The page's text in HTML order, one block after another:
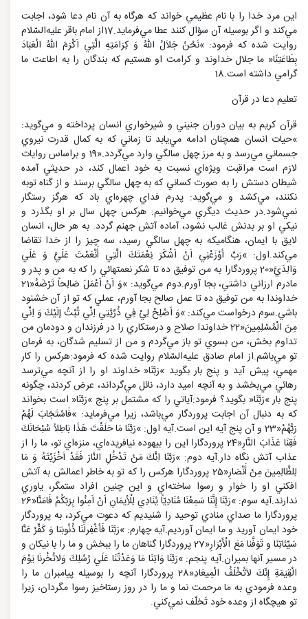
اين مرد خدا را با نام عظيمي خواند كه هرگاه به آن نام دعا شود، اجابت
مي‌كند و اگر بوسيله آن سؤال كنند عطا مي‌فرمايد.17از امام باقر عليه‌السّلام
روايت شده كه فرمود: »نَحْنُ جَلاَلُ اللهُ وَ كِرَامَتِهِ الَّتِي اَكْرَمَ اللهُ الْعَبَادَ
بِطَاعَتِنَا« ما جلال خداوند و كرامت او هستيم كه بندگان را به اطاعت ما
گرامي داشته است.18
تعليم دعا در قرآن
قرآن كريم به بيان دوران جنيني و شيرخواري انسان پرداخته و مي‌گويد:
»حيات انسان همچنان ادامه مي‌يابد تا زماني كه به كمال قدرت نيروي
جسماني مي‌رسد و به مرز چهل سالگي وارد مي‌گردد.«19 و براساس روايات
لازم است مراقبت ويژه‌اي نسبت به خود اعمال كند، در حديثي آمده
شيطان دستش را به صورت كساني كه به چهل سالگي برسند و از گناه توبه
نكنند، مي‌كشد و مي‌گويد: پدرم فداي چهره‌اي باد كه هرگز رستگار
نمي‌شود.در حديث ديگري مي‌خوانيم: هركس چهل سال بر او بگذرد و
نيكي او بر بدنش غالب نشود، آماده آتش جهنم گردد. به هر حال، انسان
لايق با ايمان، هنگاميكه به چهل سالگي رسيد، سه چيز را از خدا تقاضا
مي‌كند.اول: »رَبِّ أوْزَعْنِي اَنْ اَشْكَرَ نِعْمَتَكَ الَّتِي أَنْعَمْتَ عَلَيَّ وَ عَلَي
وَالِدَيَّ«20 پروردگارا به من توفيق ده تا شكر نعمتهائي را كه به من و پدر و
مادرم ارزاني داشتي، بجا آورم.دوم مي‌گويد: »وَ اَنْ اَعْمَلَ صَالِحاً تَرْضَهُ«21
خداوندا به من توفيق ده تا عمل صالح بجا آورم، عملي كه تو از آن خشنود
باشي.سوم درخواست مي‌كند: »وَ اَصْلِحْ لِيْ فِي ذُرِّيَّتِي اِنِّي تُبْتُ إلَيْكَ وَ اِنِّي
مِنَ الْمُسْلِمِينَ«22 خداوندا صلاح و درستكاري را در فرزندان و دودمان من
تداوم بخش، من بسوي تو باز مي‌گردم و من از تسليم شدگان، به فرمان
تو مي‌باشم.از امام صادق عليه‌السّلام روايت شده كه فرمود:هركس را كار
مهمي، پيش آيد و پنج بار بگويد »رَبَّنَا« خداوند او را از آنچه مي‌ترسد
رهائي مي‌بخشد و به آنچه اميد دارد، نائل مي‌گرداند، عرض كردند، چگونه
پنج بار »رَبَّنَا« بگويد؟ فرمود:آياتي را كه مشتمل بر پنج »رَبَّنَا« است بخواند
كه به دنبال آن اجابت پروردگار مي‌باشد، زيرا مي‌فرمايد: »فَاسْتَجَابَ لَهُمْ
رَبُّهُمْ«23 و آن پنج آيه اين است.آيه اول: »رَبَّنَا مَا خلَقْتَ هَذَا بَاطِلاً سُبْحَانَكَ
فَقِنَا عَذَابَ النَّارِ«24 پروردگارا اين را بيهوده نيافريده‌اي، منزه‌اي تو، ما را از
عذاب آتش نگاه دار.آيه دوم: »رَبَّنَا اِنَّكَ مَنْ تَدْخُلِ النَّارَ فَقَدْ اَخْزَيْتَهُ وَ مَا
لِلظَّالِمِينَ مِنْ أَنْصَارِ«25 پروردگارا هركس را كه تو به خاطر اعمالش به آتش
افكني او را خوار و رسوا ساخته‌اي و اين چنين افراد ستمگر، ياوري
ندارند.آيه سوم: »رَبَّنَا إِنَّنَا سَمِعْنَا مُنَادِيّاً يُنَادِي لِلْأِيمَانِ اَنْ اَمِنُوا بِرَبّكُمْ فَامَنَّا«26
پروردگارا ما صداي منادي توحيد را شنيديم كه دعوت مي‌كرد، به پروردگار
خود ايمان آوريد و ما ايمان آورديم.آيه چهارم: »رَبَّنَا فَأغْفِرلَنَا ذُنُوبَنا وَ كَفِّرْ عَنَّا
سَيِّئاتِنَا و تَوَفَّنا مَعَ الْأَبْرَارِ«27 پروردگارا گناهان ما را ببخش و ما را با نيكان و
در مسير آنها بميران.آيه پنجم: »رَبَّنَا وَاتِنَا مَا وَعَدْتّنَا عَلَي رُسُلِكَ وَلاتُخْرنَا يَوْمَ
الْقِيَمَةِ إِنّكَ لاَتُخْلَفُ الْمِيعَادِ«28 پروردگارا آنچه را بوسيله پيامبران ما را
وعده فرمودي به ما مرحمت نما و ما را در روز رستاخيز رسوا مگردان، زيرا
تو هيچگاه از وعده خود تَخلّف نمي‌كني.